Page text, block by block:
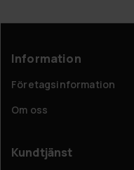
Information
Företagsinformation
Om oss
Kundtjänst